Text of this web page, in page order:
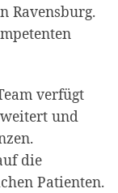
Ravensburg.
verfügt
und
die
Patienten.